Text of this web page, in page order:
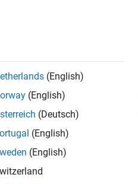
person in a skill
(English)
(English)
(Deutsch)
(English)
(English)